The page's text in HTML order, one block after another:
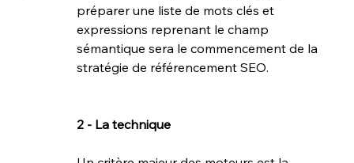
préparer une liste de mots clés et
expressions reprenant le champ
sémantique sera le commencement de la
stratégie de référencement SEO.
2 - La technique